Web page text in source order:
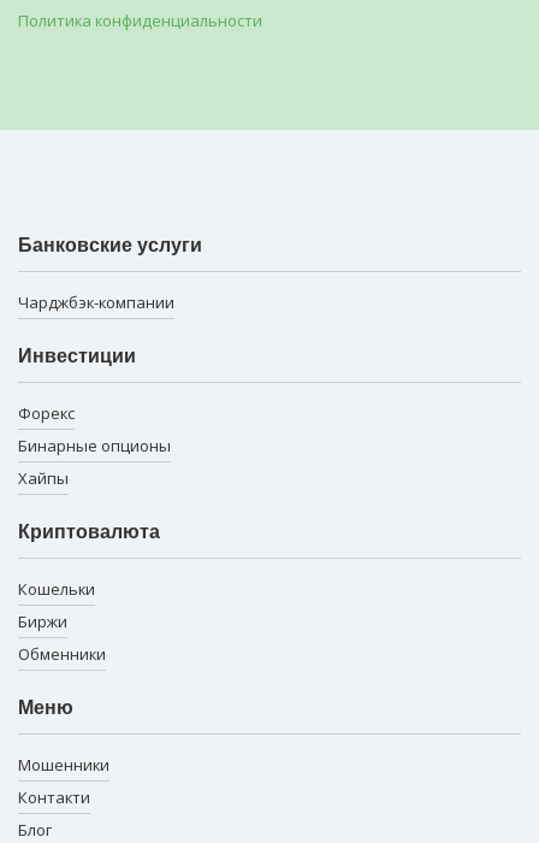
Политика конфиденциальности
Банковские услуги
Чарджбэк-компании
Инвестиции
Форекс
Бинарные опционы
Хайпы
Криптовалюта
Кошельки
Биржи
Обменники
Меню
Мошенники
Контакти
Блог